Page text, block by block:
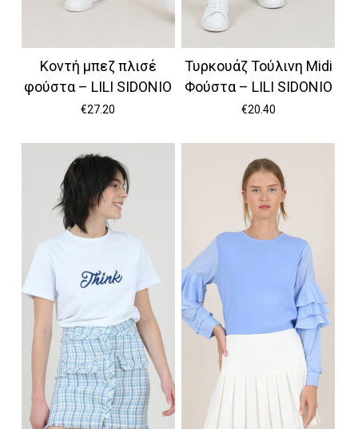
Κανένα προϊόν στο
καλάθι σας.
Go To Shop
Κοντή μπεζ πλισέ
φούστα – LILI SIDONIO
€27.20
Τυρκουάζ Τούλινη Midi
Φούστα – LILI SIDONIO
€20.40